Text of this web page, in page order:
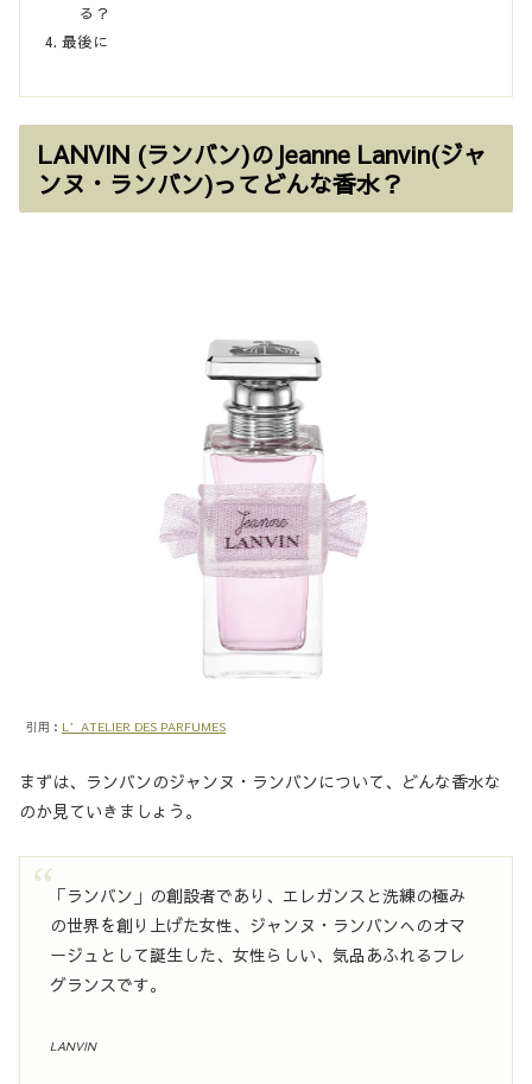
る？
最後に
LANVIN (ランバン)のJeanne Lanvin(ジャ
ンヌ・ランバン)ってどんな香水？
引用： L’ATELIER DES PARFUMES
まずは、ランバンのジャンヌ・ランバンについて、どんな香水な
のか見ていきましょう。
「ランバン」の創設者であり、エレガンスと洗練の極み
の世界を創り上げた女性、ジャンヌ・ランバンへのオマ
ージュとして誕生した、女性らしい、気品あふれるフレ
グランスです。
LANVIN